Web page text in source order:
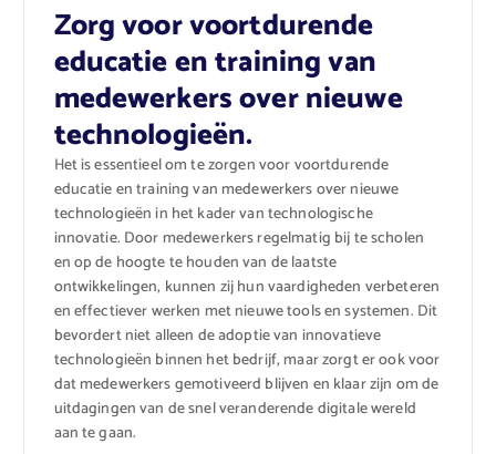
Zorg voor voortdurende
educatie en training van
medewerkers over nieuwe
technologieën.
Het is essentieel om te zorgen voor voortdurende
educatie en training van medewerkers over nieuwe
technologieën in het kader van technologische
innovatie. Door medewerkers regelmatig bij te scholen
en op de hoogte te houden van de laatste
ontwikkelingen, kunnen zij hun vaardigheden verbeteren
en effectiever werken met nieuwe tools en systemen. Dit
bevordert niet alleen de adoptie van innovatieve
technologieën binnen het bedrijf, maar zorgt er ook voor
dat medewerkers gemotiveerd blijven en klaar zijn om de
uitdagingen van de snel veranderende digitale wereld
aan te gaan.